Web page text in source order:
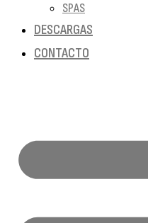
SPAS
DESCARGAS
CONTACTO